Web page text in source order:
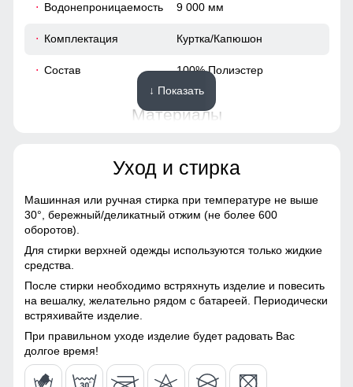
Подкладка из полиэстера: Устойчива к износу и легко
очищается, что делает куртку идеальным вариантом для
повседневного использования.
Утепление и комфорт
Простеганный утеплитель: Легкий, но теплый, он
66
50 (XXL)
Водонепроницаемость 9 000 мм
Комплектация Куртка/Капюшон
Состав 100% Полиэстер
Материалы
Натуральные материалы,
Полиэстер, Плащевка,
Экологичные материалы
Материал подкладки
капюшона
Материал наполнителя
Особенность ткани
ткань
↓ Показать
Уход и стирка
Машинная или ручная стирка при температуре не выше
30°, бережный/деликатный отжим (не более 600
оборотов).
Для стирки верхней одежды используются только жидкие
средства.
После стирки необходимо встряхнуть изделие и повесить
на вешалку, желательно рядом с батареей. Периодически
встряхивайте изделие.
При правильном уходе изделие будет радовать Вас
долгое время!